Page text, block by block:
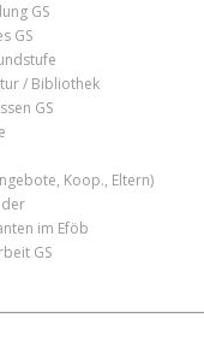
GS
GS
/ Bibliothek
GS
Koop., Eltern)
im Eföb
GS